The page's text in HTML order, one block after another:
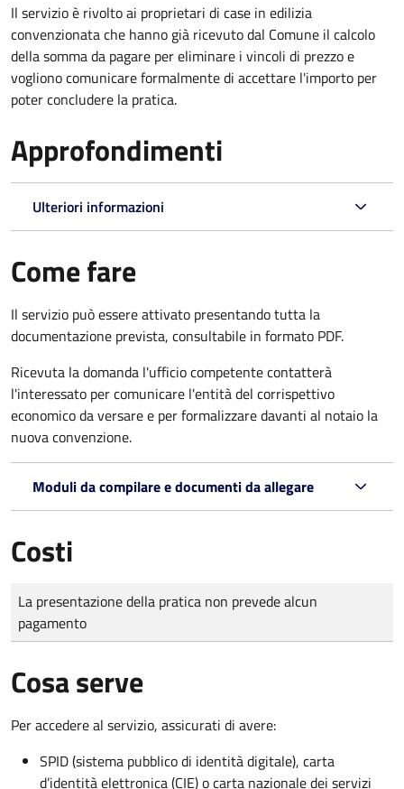
Il servizio è rivolto ai proprietari di case in edilizia
convenzionata che hanno già ricevuto dal Comune il calcolo
della somma da pagare per eliminare i vincoli di prezzo e
vogliono comunicare formalmente di accettare l'importo per
poter concludere la pratica.
Approfondimenti
Ulteriori informazioni
Come fare
Il servizio può essere attivato presentando tutta la
documentazione prevista, consultabile in formato PDF.
Ricevuta la domanda l'ufficio competente contatterà
l'interessato per comunicare l'entità del corrispettivo
economico da versare e per formalizzare davanti al notaio la
nuova convenzione.
Moduli da compilare e documenti da allegare
Costi
Tipo di pagamento
Importo
La presentazione della pratica non prevede alcun
pagamento
Cosa serve
Per accedere al servizio, assicurati di avere:
SPID (sistema pubblico di identità digitale), carta
d’identità elettronica (CIE) o carta nazionale dei servizi